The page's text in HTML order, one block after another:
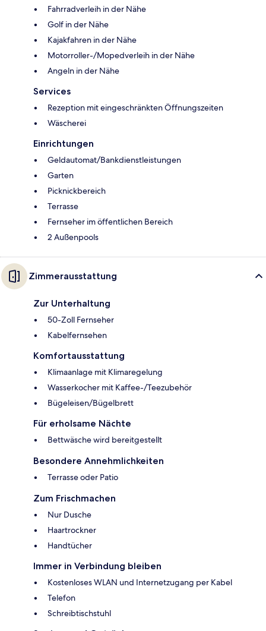
Fahrradverleih in der Nähe
Golf in der Nähe
Kajakfahren in der Nähe
Motorroller-/Mopedverleih in der Nähe
Angeln in der Nähe
Services
Rezeption mit eingeschränkten Öffnungszeiten
Wäscherei
Einrichtungen
Geldautomat/Bankdienstleistungen
Garten
Picknickbereich
Terrasse
Fernseher im öffentlichen Bereich
2 Außenpools
Zimmerausstattung
Zur Unterhaltung
50-Zoll Fernseher
Kabelfernsehen
Komfortausstattung
Klimaanlage mit Klimaregelung
Wasserkocher mit Kaffee-/Teezubehör
Bügeleisen/Bügelbrett
Für erholsame Nächte
Bettwäsche wird bereitgestellt
Besondere Annehmlichkeiten
Terrasse oder Patio
Zum Frischmachen
Nur Dusche
Haartrockner
Handtücher
Immer in Verbindung bleiben
Kostenloses WLAN und Internetzugang per Kabel
Telefon
Schreibtischstuhl